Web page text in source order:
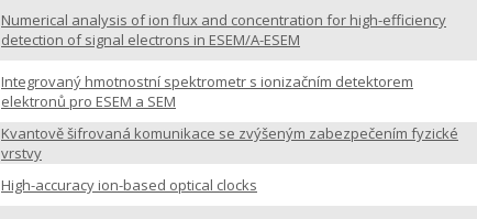
Numerical analysis of ion flux and concentration for high-efficiency
detection of signal electrons in ESEM/A-ESEM
Integrovaný hmotnostní spektrometr s ionizačním detektorem
elektronů pro ESEM a SEM
Kvantově šifrovaná komunikace se zvýšeným zabezpečením fyzické
vrstvy
High-accuracy ion-based optical clocks